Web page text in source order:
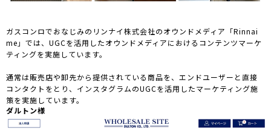
ガスコンロでおなじみのリンナイ株式会社のオウンドメディア「Rinnai
me」では、UGCを活用したオウンドメディアにおけるコンテンツマーケ
ティングを実施しています。
通常は販売店や卸先から提供されている商品を、エンドユーザーと直接
コンタクトをとり、インスタグラムのUGCを活用したマーケティング施
策を実施しています。
ダルトン様